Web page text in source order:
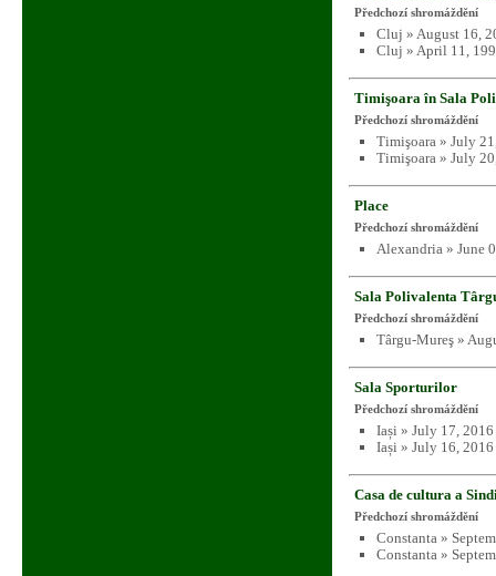
Předchozí shromáždění
Cluj » August 16,
Cluj » April 11,
Timişoara în Sala
Předchozí shromáždění
Timişoara » July
Timişoara » July
Place
Předchozí shromáždění
Alexandria » June
Sala Polivalenta
Předchozí shromáždění
Târgu-Mureş »
Sala Sporturilor
Předchozí shromáždění
Iași » July 17,
Iași » July 16,
Casa de cultura a
Předchozí shromáždění
Constanta »
Constanta »